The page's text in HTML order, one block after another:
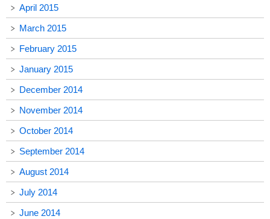
April 2015
March 2015
February 2015
January 2015
December 2014
November 2014
October 2014
September 2014
August 2014
July 2014
June 2014